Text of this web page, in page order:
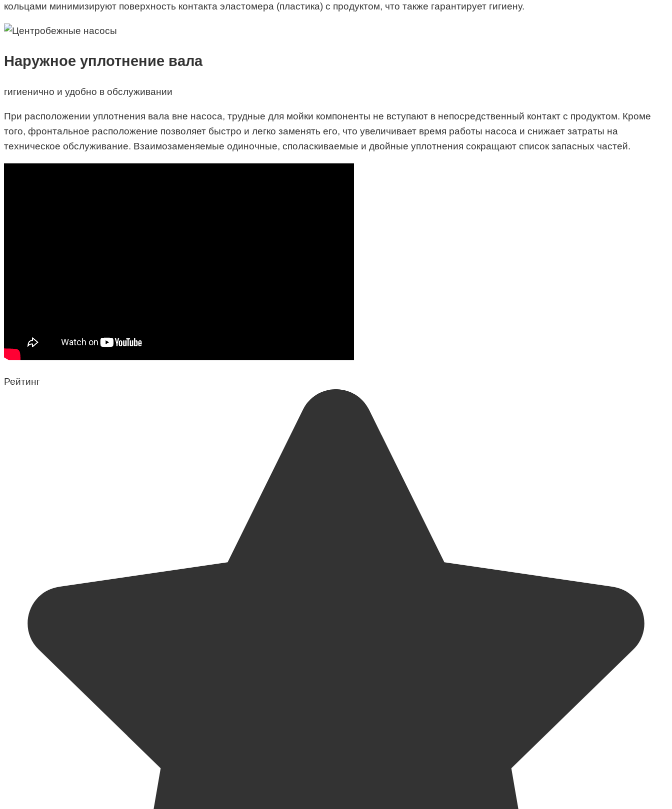
кольцами минимизируют поверхность контакта эластомера (пластика) с продуктом, что также гарантирует гигиену.
Наружное уплотнение вала
гигиенично и удобно в обслуживании
При расположении уплотнения вала вне насоса, трудные для мойки компоненты не вступают в непосредственный контакт с продуктом. Кроме
того, фронтальное расположение позволяет быстро и легко заменять его, что увеличивает время работы насоса и снижает затраты на
техническое обслуживание. Взаимозаменяемые одиночные, споласкиваемые и двойные уплотнения сокращают список запасных частей.
Рейтинг